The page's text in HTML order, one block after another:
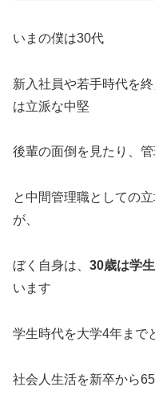
いまの僕は30代
新入社員や若手時代を
は立派な中堅
後輩の面倒を見たり、
と中間管理職としての
が、
ぼく自身は、 30歳は学
います
学生時代を大学4年まで
社会人生活を新卒から